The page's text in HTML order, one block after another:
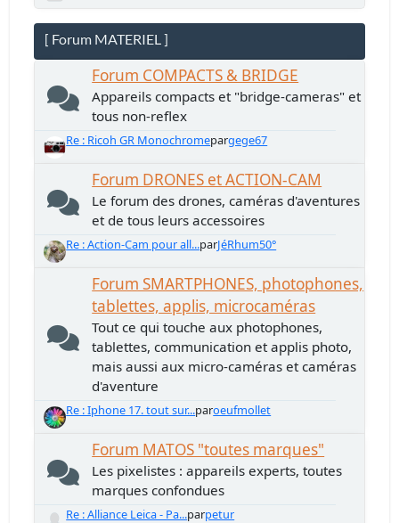
[ Forum MATERIEL ]
Forum COMPACTS & BRIDGE
Appareils compacts et "bridge-cameras" et
tous non-reflex
Re : Ricoh GR Monochromepargege67
Forum DRONES et ACTION-CAM
Le forum des drones, caméras d'aventures
et de tous leurs accessoires
Re : Action-Cam pour all...parJéRhum50°
Forum SMARTPHONES, photophones,
tablettes, applis, microcaméras
Tout ce qui touche aux photophones,
tablettes, communication et applis photo,
mais aussi aux micro-caméras et caméras
d'aventure
Re : Iphone 17. tout sur...paroeufmollet
Forum MATOS "toutes marques"
Les pixelistes : appareils experts, toutes
marques confondues
Re : Alliance Leica - Pa...parpetur